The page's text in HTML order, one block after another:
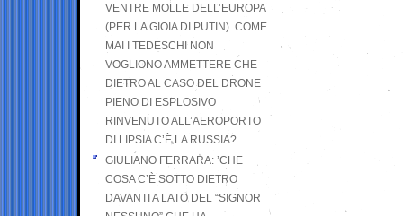
VENTRE MOLLE DELL’EUROPA
(PER LA GIOIA DI PUTIN). COME
MAI I TEDESCHI NON
VOGLIONO AMMETTERE CHE
DIETRO AL CASO DEL DRONE
PIENO DI ESPLOSIVO
RINVENUTO ALL’AEROPORTO
DI LIPSIA C’È LA RUSSIA?
GIULIANO FERRARA: ’CHE
COSA C’È SOTTO DIETRO
DAVANTI A LATO DEL “SIGNOR